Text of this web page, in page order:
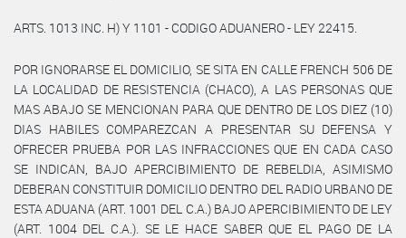
ARTS. 1013 INC. H) Y 1101 - CODIGO ADUANERO - LEY 22415.
POR IGNORARSE EL DOMICILIO, SE SITA EN CALLE FRENCH 506 DE
LA LOCALIDAD DE RESISTENCIA (CHACO), A LAS PERSONAS QUE
MAS ABAJO SE MENCIONAN PARA QUE DENTRO DE LOS DIEZ (10)
DIAS HABILES COMPAREZCAN A PRESENTAR SU DEFENSA Y
OFRECER PRUEBA POR LAS INFRACCIONES QUE EN CADA CASO
SE INDICAN, BAJO APERCIBIMIENTO DE REBELDIA, ASIMISMO
DEBERAN CONSTITUIR DOMICILIO DENTRO DEL RADIO URBANO DE
ESTA ADUANA (ART. 1001 DEL C.A.) BAJO APERCIBIMIENTO DE LEY
(ART. 1004 DEL C.A.). SE LE HACE SABER QUE EL PAGO DE LA